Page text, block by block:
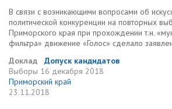
В связи с возникающими вопросами об
политической конкуренции на повторных
Приморского края при прохождении т.н.
фильтра» движение «Голос» сделало
Доклад
Допуск кандидатов
Выборы 16 декабря 2018
Приморский край
23.11.2018